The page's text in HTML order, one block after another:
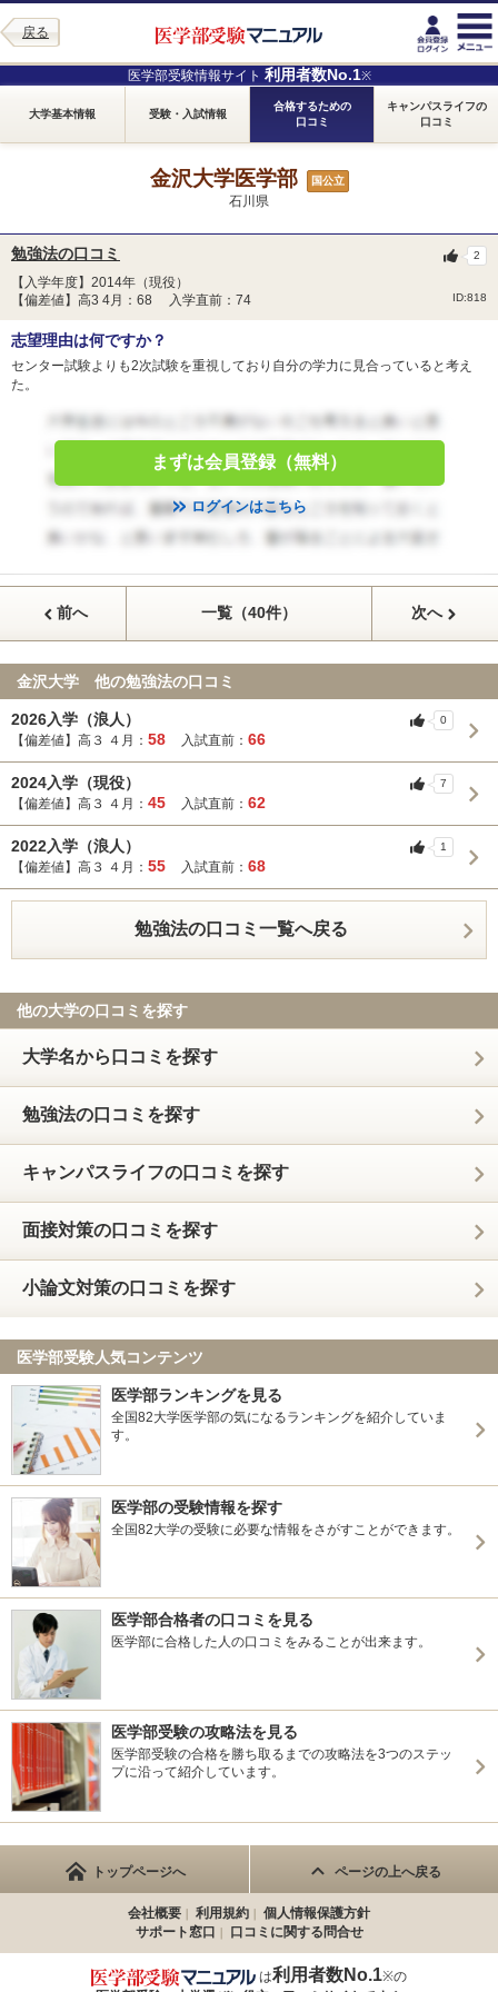
戻る
医学部受験情報サイト 利用者数No.1※
大学基本情報 受験・入試情報
合格するための
口コミ
キャンパスライフの
口コミ
金沢大学医学部 国公立
石川県
勉強法の口コミ
【入学年度】2014年（現役）
【偏差値】高3 4月：68 入学直前：74
ID:818
2
志望理由は何ですか？
センター試験よりも2次試験を重視しており自分の学力に見合っていると考え
た。
まずは会員登録（無料）
ログインはこちら
前へ 一覧（40件） 次へ
金沢大学 他の勉強法の口コミ
2026入学（浪人）
【偏差値】高３ ４月： 58 入試直前： 66
0
2024入学（現役）
【偏差値】高３ ４月： 45 入試直前： 62
7
2022入学（浪人）
【偏差値】高３ ４月： 55 入試直前： 68
1
勉強法の口コミ一覧へ戻る
他の大学の口コミを探す
大学名から口コミを探す
勉強法の口コミを探す
キャンパスライフの口コミを探す
面接対策の口コミを探す
小論文対策の口コミを探す
医学部受験人気コンテンツ
医学部ランキングを見る
全国82大学医学部の気になるランキングを紹介していま
す。
医学部の受験情報を探す
全国82大学の受験に必要な情報をさがすことができます。
医学部合格者の口コミを見る
医学部に合格した人の口コミをみることが出来ます。
医学部受験の攻略法を見る
医学部受験の合格を勝ち取るまでの攻略法を3つのステッ
プに沿って紹介しています。
トップページへ ページの上へ戻る
会社概要 利用規約
個人情報保護方針
サポート窓口
口コミに関する問合せ
は利用者数No.1※の